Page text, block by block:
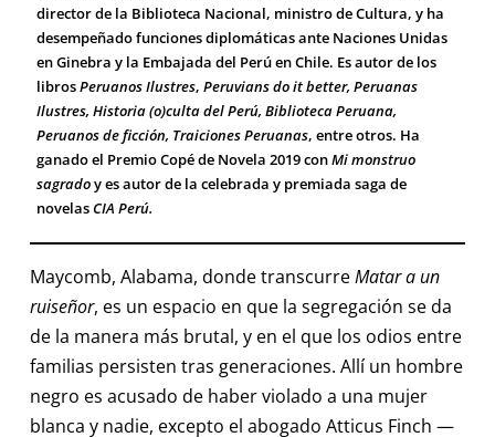
director de la Biblioteca Nacional, ministro de Cultura, y ha
desempeñado funciones diplomáticas ante Naciones Unidas
en Ginebra y la Embajada del Perú en Chile. Es autor de los
librosPeruanos Ilustres,Peruvians do it better, Peruanas
Ilustres, Historia (o)culta del Perú, Biblioteca Peruana,
Peruanos de ficción, Traiciones Peruanas, entre otros. Ha
ganado el Premio Copé de Novela 2019 conMi monstruo
sagradoy es autor de la celebrada y premiada saga de
novelasCIA Perú.
Maycomb, Alabama, donde transcurreMatar a un
ruiseñor, es un espacio en que la segregación se da
de la manera más brutal, y en el que los odios entre
familias persisten tras generaciones. Allí un hombre
negro es acusado de haber violado a una mujer
blanca y nadie, excepto el abogado Atticus Finch —